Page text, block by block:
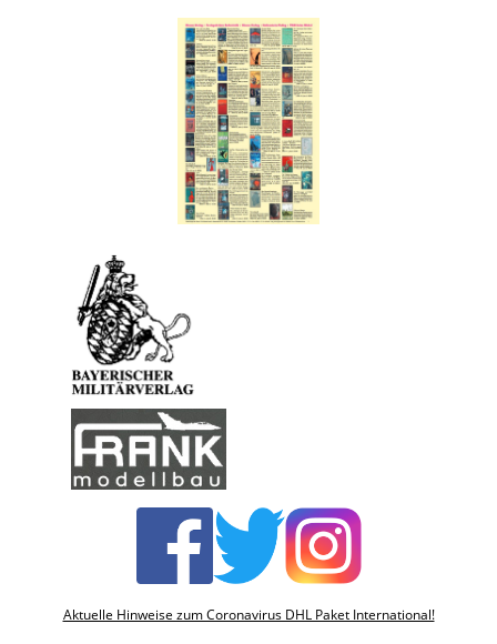
Aktuelle Hinweise zum Coronavirus DHL Paket International!